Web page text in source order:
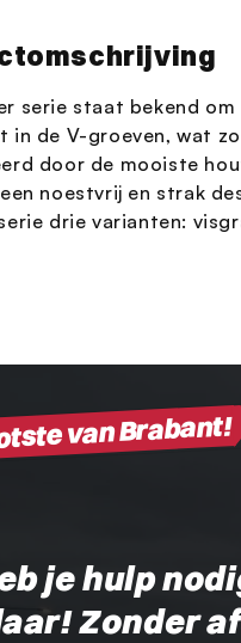
serie staat bekend
in de V-groeven, wat
door de mooiste
noestvrij en strak
drie varianten:
je hulp
Zonder
van Brabant!